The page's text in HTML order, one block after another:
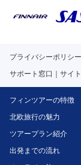
プライバシーポリシー
サポート窓口
サイ
フィンツアーの特徴
北欧旅行の魅力
ツアープラン紹介
出発までの流れ